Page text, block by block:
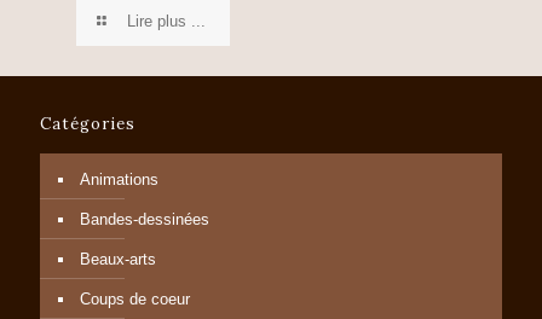
Lire plus ...
Catégories
Animations
Bandes-dessinées
Beaux-arts
Coups de coeur